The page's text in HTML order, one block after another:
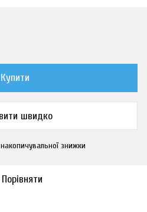
Купити
швидко
знижки
Порівняти